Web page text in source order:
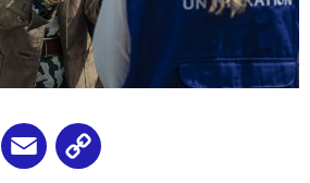
WhatsApp
Email